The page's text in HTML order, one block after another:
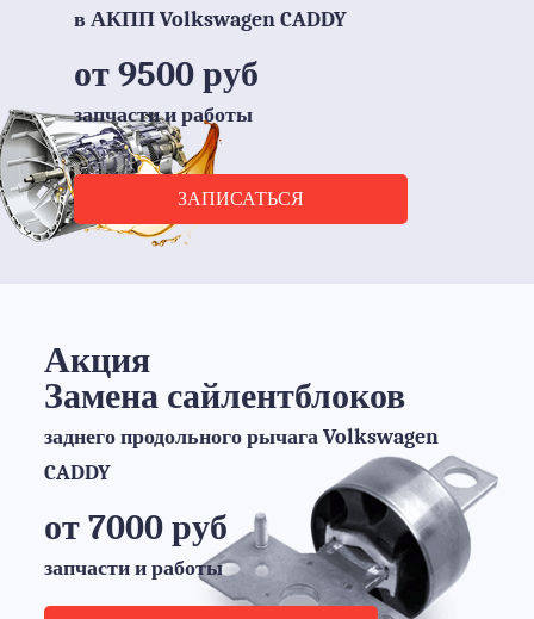
в АКПП Volkswagen CADDY
от 9500 руб
запчасти и работы
ЗАПИСАТЬСЯ
Акция
Замена сайлентблоков
заднего продольного рычага Volkswagen
CADDY
от 7000 руб
запчасти и работы